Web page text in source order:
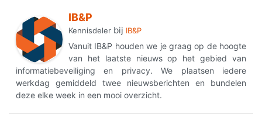
IB&P
Kennisdeler bij IB&P
Vanuit IB&P houden we je graag op de hoogte
van het laatste nieuws op het gebied van
informatiebeveiliging en privacy. We plaatsen iedere
werkdag gemiddeld twee nieuwsberichten en bundelen
deze elke week in een mooi overzicht.